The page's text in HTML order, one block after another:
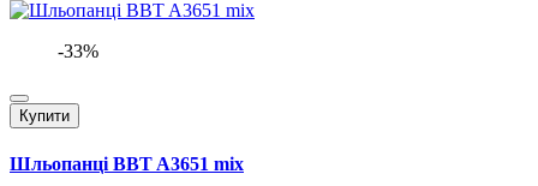
-33%
Купити
Шльопанці BBT A3651 mix